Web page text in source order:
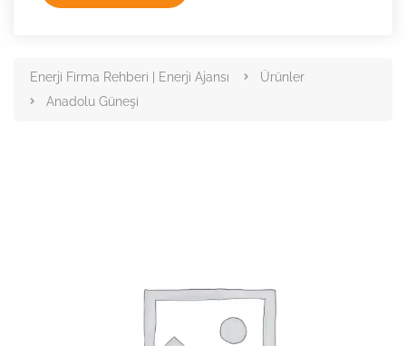
Enerji Firma Rehberi | Enerji Ajansı
Ürünler
Anadolu Güneşi